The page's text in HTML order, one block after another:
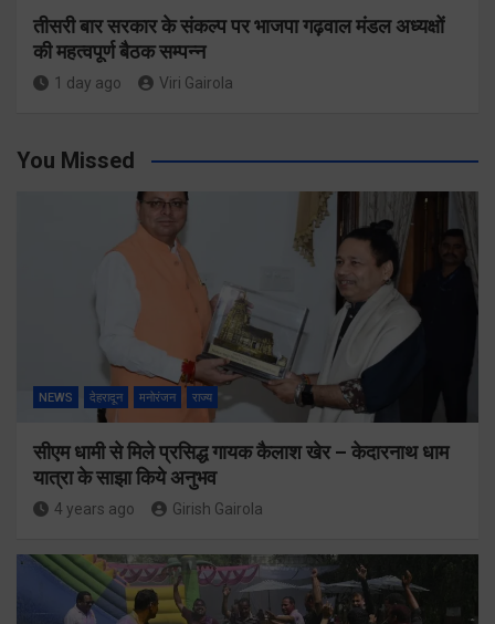
तीसरी बार सरकार के संकल्प पर भाजपा गढ़वाल मंडल अध्यक्षों
की महत्वपूर्ण बैठक सम्पन्न
1 day ago Viri Gairola
You Missed
NEWS देहरादून मनोरंजन राज्य
सीएम धामी से मिले प्रसिद्ध गायक कैलाश खेर – केदारनाथ धाम
यात्रा के साझा किये अनुभव
4 years ago Girish Gairola